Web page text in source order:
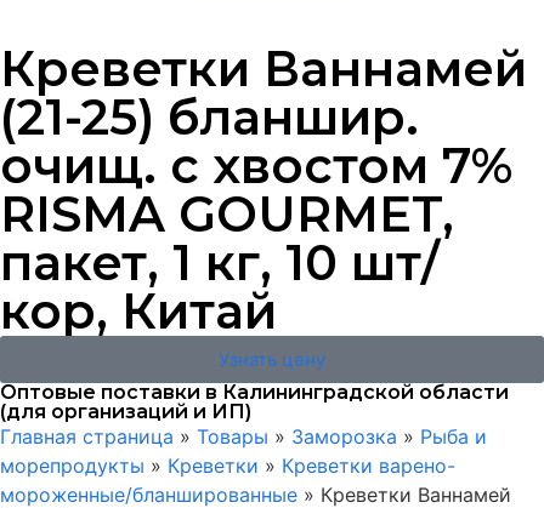
Креветки Ваннамей
(21-25) бланшир.
очищ. с хвостом 7%
RISMA GOURMET,
пакет, 1 кг, 10 шт/
кор, Китай
Узнать цену
Оптовые поставки в Калининградской области
(для организаций и ИП)
Главная страница » Товары » Заморозка » Рыба и
морепродукты » Креветки » Креветки варено-
мороженные/бланшированные » Креветки Ваннамей